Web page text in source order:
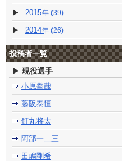
2015 (39)
2014 (26)
投稿者一覧
現役選手
小原拳哉
藤阪泰恒
釘丸将太
阿部一二三
田嶋剛希